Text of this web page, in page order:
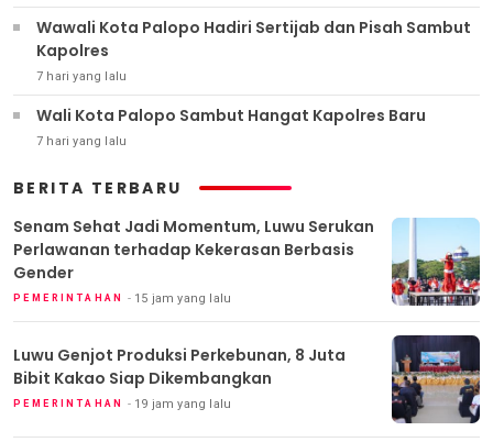
Wawali Kota Palopo Hadiri Sertijab dan Pisah Sambut
Kapolres
7 hari yang lalu
Wali Kota Palopo Sambut Hangat Kapolres Baru
7 hari yang lalu
BERITA TERBARU
Senam Sehat Jadi Momentum, Luwu Serukan
Perlawanan terhadap Kekerasan Berbasis
Gender
PEMERINTAHAN 15 jam yang lalu
Luwu Genjot Produksi Perkebunan, 8 Juta
Bibit Kakao Siap Dikembangkan
PEMERINTAHAN 19 jam yang lalu